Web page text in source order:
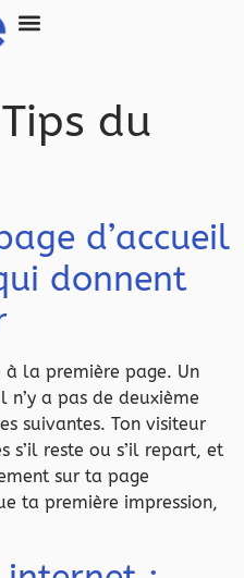
Tips du
d’accueil
donnent
la première page. Un
n’y a pas de deuxième
suivantes. Ton visiteur
s’il reste ou s’il repart, et
sur ta page
ta première impression,